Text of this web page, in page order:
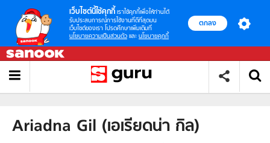
เว็บไซต์นี้ใช้คุกกี้ เราใช้คุกกี้เพื่อให้ท่านได้
รับประสบการณ์การใช้งานที่ดีที่สุดบน
เว็บไซต์ของเรา โปรดศึกษาเพิ่มเติมที่
นโยบายความเป็นส่วนตัว และ นโยบายคุกกี้
ตกลง
Ariadna Gil (เอเรียดน่า กิล)